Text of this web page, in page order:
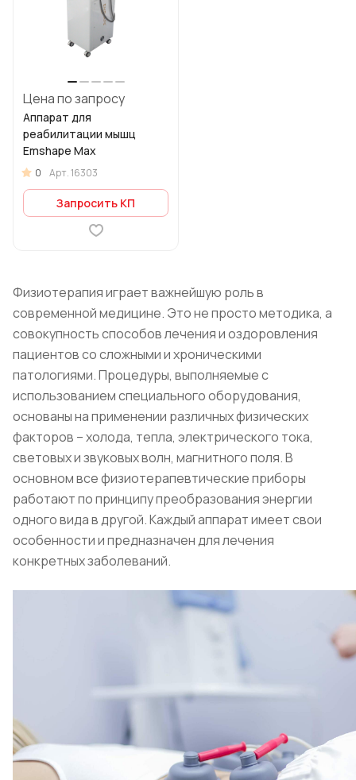
Цена по запросу
Аппарат для
реабилитации мышц
Emshape Max
0 Арт.16303
Запросить КП
Физиотерапия играет важнейшую роль в
современной медицине. Это не просто методика, а
совокупность способов лечения и оздоровления
пациентов со сложными и хроническими
патологиями. Процедуры, выполняемые с
использованием специального оборудования,
основаны на применении различных физических
факторов – холода, тепла, электрического тока,
световых и звуковых волн, магнитного поля. В
основном все физиотерапевтические приборы
работают по принципу преобразования энергии
одного вида в другой. Каждый аппарат имеет свои
особенности и предназначен для лечения
конкретных заболеваний.